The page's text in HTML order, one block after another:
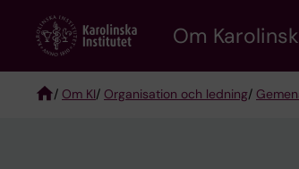
content
Om
/ Om KI/ Organisation och ledning/